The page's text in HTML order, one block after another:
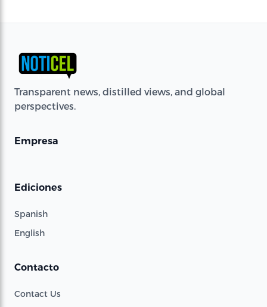
Transparent news, distilled views, and global
perspectives.
Empresa
Ediciones
Spanish
English
Contacto
Contact Us